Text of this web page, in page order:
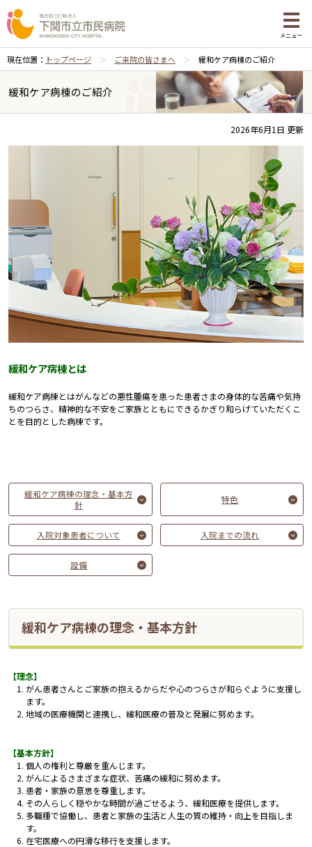
メニュー
現在位置： トップページ ご来院の皆さまへ 緩和ケア病棟のご紹介
緩和ケア病棟のご紹介
2026年6月1日 更新
緩和ケア病棟とは
緩和ケア病棟とはがんなどの悪性腫瘍を患った患者さまの身体的な苦痛や気持
ちのつらさ、精神的な不安をご家族とともにできるかぎり和らげていただくこ
とを目的とした病棟です。
緩和ケア病棟の理念・基本方
針
特色
入院対象患者について 入院までの流れ
設備
緩和ケア病棟の理念・基本方針
【理念】
がん患者さんとご家族の抱えるからだや心のつらさが和らぐように支援し
ます。
地域の医療機関と連携し、緩和医療の普及と発展に努めます。
【基本方針】
個人の権利と尊厳を重んじます。
がんによるさまざまな症状、苦痛の緩和に努めます。
患者・家族の意思を尊重します。
その人らしく穏やかな時間が過ごせるよう、緩和医療を提供します。
多職種で協働し、患者と家族の生活と人生の質の維持・向上を目指しま
す。
在宅医療への円滑な移行を支援します。